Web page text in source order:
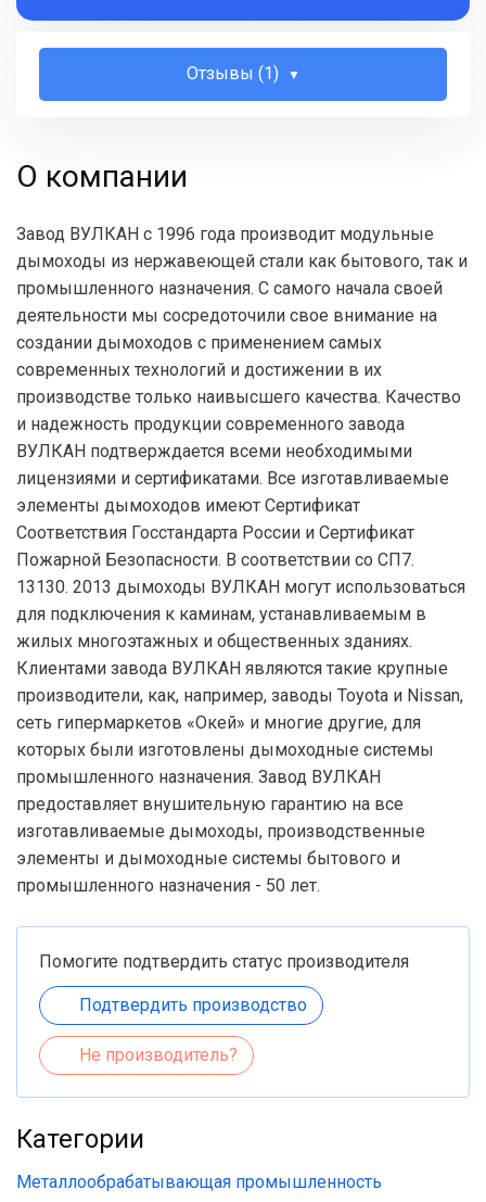
Отзывы (1)
О компании
Завод ВУЛКАН с 1996 года производит модульные
дымоходы из нержавеющей стали как бытового, так и
промышленного назначения. С самого начала своей
деятельности мы сосредоточили свое внимание на
создании дымоходов с применением самых
современных технологий и достижении в их
производстве только наивысшего качества. Качество
и надежность продукции современного завода
ВУЛКАН подтверждается всеми необходимыми
лицензиями и сертификатами. Все изготавливаемые
элементы дымоходов имеют Сертификат
Соответствия Госстандарта России и Сертификат
Пожарной Безопасности. В соответствии со СП7.
13130. 2013 дымоходы ВУЛКАН могут использоваться
для подключения к каминам, устанавливаемым в
жилых многоэтажных и общественных зданиях.
Клиентами завода ВУЛКАН являются такие крупные
производители, как, например, заводы Toyota и Nissan,
сеть гипермаркетов «Окей» и многие другие, для
которых были изготовлены дымоходные системы
промышленного назначения. Завод ВУЛКАН
предоставляет внушительную гарантию на все
изготавливаемые дымоходы, производственные
элементы и дымоходные системы бытового и
промышленного назначения - 50 лет.
Помогите подтвердить статус производителя
Подтвердить производство
Не производитель?
Категории
Металлообрабатывающая промышленность